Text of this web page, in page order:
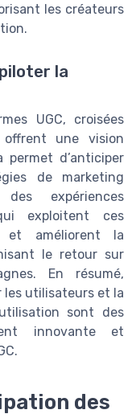
les créateurs
la
UGC, croisées
une vision
d’anticiper
de marketing
expériences
exploitent ces
et améliorent la
le retour sur
En résumé,
les utilisateurs et la
sont des
innovante et
des